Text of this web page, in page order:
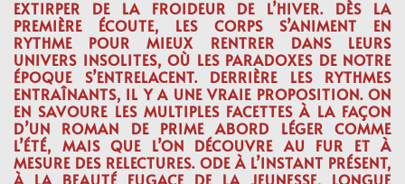
EXTIRPER DE LA FROIDEUR DE L’HIVER. DÈS LA
PREMIÈRE ÉCOUTE, LES CORPS S’ANIMENT EN
RYTHME POUR MIEUX RENTRER DANS LEURS
UNIVERS INSOLITES, OÙ LES PARADOXES DE NOTRE
ÉPOQUE S’ENTRELACENT. DERRIÈRE LES RYTHMES
ENTRAÎNANTS, IL Y A UNE VRAIE PROPOSITION. ON
EN SAVOURE LES MULTIPLES FACETTES À LA FAÇON
D’UN ROMAN DE PRIME ABORD LÉGER COMME
L’ÉTÉ, MAIS QUE L’ON DÉCOUVRE AU FUR ET À
MESURE DES RELECTURES. ODE À L’INSTANT PRÉSENT,
À LA BEAUTÉ FUGACE DE LA JEUNESSE, LONGUE